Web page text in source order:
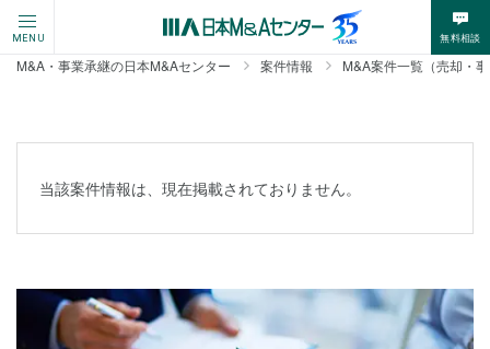
MENU 無料相談
M&A・事業承継の日本M&Aセンター 案件情報 M&A案件一覧（売却・
当該案件情報は、現在掲載されておりません。